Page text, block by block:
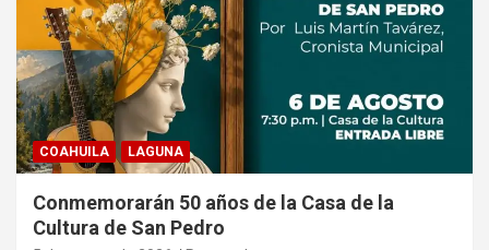
COAHUILA LAGUNA
Conmemorarán 50 años de la Casa de la
Cultura de San Pedro